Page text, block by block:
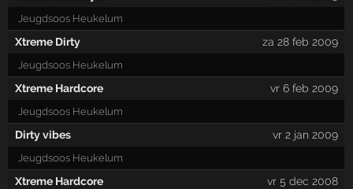
Jeugdsoos Heukelum
Xtreme Dirty za 28 feb 2009
Jeugdsoos Heukelum
Xtreme Hardcore vr 6 feb 2009
Jeugdsoos Heukelum
Dirty vibes vr 2 jan 2009
Jeugdsoos Heukelum
Xtreme Hardcore vr 5 dec 2008